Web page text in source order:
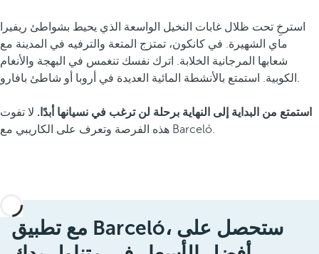
استرخِ تحت ظلال غابات النخيل الواسعة الذي يحيط بشواطئ ريفيرا
ماي الشهيرة. في كانكون، تمتزج المتعة والترفيه في المدينة مع
شعابها المرجانية الخلابة. اترك نفسك تنغمس في البهجة والأنغام
الكوبية. استمتع بالأنشطة المائية العديدة في أروبا أو شاطئ بافارو.
استمتع من البداية إلى النهاية برحلة لن ترغب في نسيانها أبدًا. لا تفوت
هذه الفرصة وتعرف على الكاريبي مع Barceló.
مع تطبيق Barceló، ستحصل على